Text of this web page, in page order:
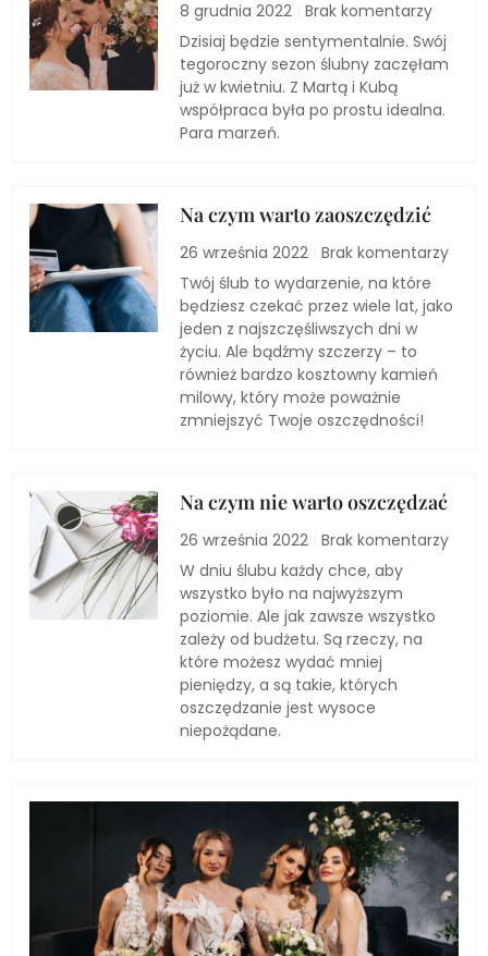
8 grudnia 2022 Brak komentarzy
Dzisiaj będzie sentymentalnie. Swój
tegoroczny sezon ślubny zaczęłam
już w kwietniu. Z Martą i Kubą
współpraca była po prostu idealna.
Para marzeń.
Na czym warto zaoszczędzić
26 września 2022 Brak komentarzy
Twój ślub to wydarzenie, na które
będziesz czekać przez wiele lat, jako
jeden z najszczęśliwszych dni w
życiu. Ale bądźmy szczerzy – to
również bardzo kosztowny kamień
milowy, który może poważnie
zmniejszyć Twoje oszczędności!
Na czym nie warto oszczędzać
26 września 2022 Brak komentarzy
W dniu ślubu każdy chce, aby
wszystko było na najwyższym
poziomie. Ale jak zawsze wszystko
zależy od budżetu. Są rzeczy, na
które możesz wydać mniej
pieniędzy, a są takie, których
oszczędzanie jest wysoce
niepożądane.